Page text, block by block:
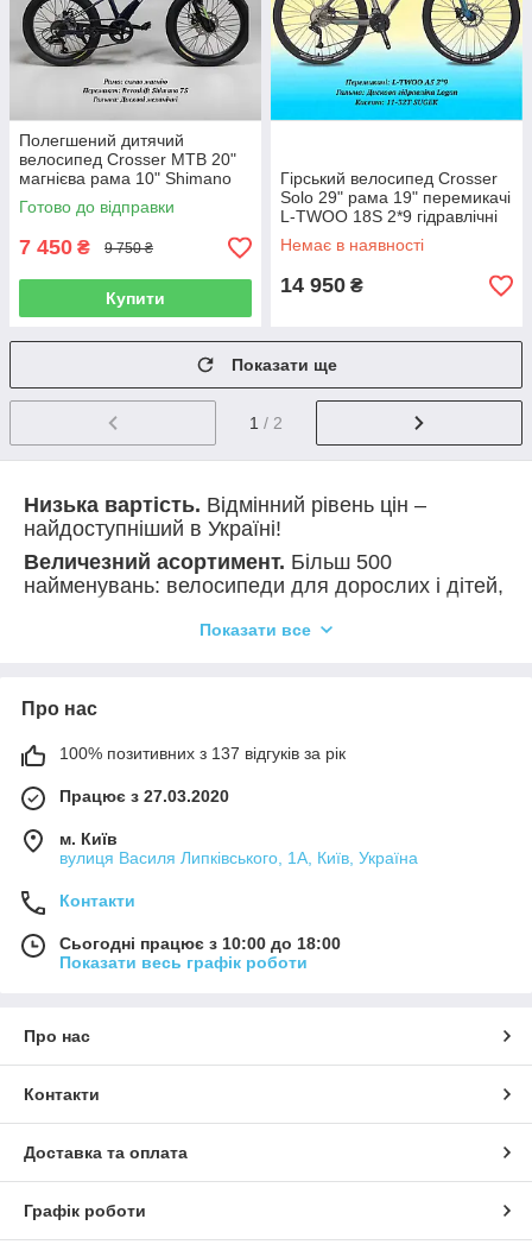
Полегшений дитячий
велосипед Crosser MTB 20"
магнієва рама 10" Shimano
на 7 швидкостей дискові
гальма
Готово до відправки
7 450 ₴ 9 750 ₴
Купити
Гірський велосипед Crosser
Solo 29" рама 19" перемикачі
L-TWOO 18S 2*9 гідравлічні
гальма Logan касета
Немає в наявності
14 950 ₴
Показати ще
1 / 2
Низька вартість. Відмінний рівень цін –
найдоступніший в Україні!
Величезний асортимент. Більш 500
найменувань: велосипеди для дорослих і дітей,
комплектуючі до нього.
оформлення.
Консультація фахівця.При необхідності наш
консультант завжди допоможе вам з вибором
велосипеда і відповідатиме на будь-які питання.
Передпродажна підготовка.
перед відправкою перевіряється на наявність
безпечної доставки клієнту.
Показати все
Про нас
100% позитивних з 137 відгуків за рік
Працює з 27.03.2020
м. Київ
вулиця Василя Липківського, 1А, Київ, Україна
Контакти
Сьогодні працює з 10:00 до 18:00
Показати весь графік роботи
Про нас
Контакти
Доставка та оплата
Графік роботи